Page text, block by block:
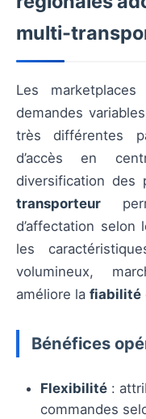
multi-
Les
demandes
très différentes
d’accès en
diversification des
transporteur
d’affectation selon
les
volumineux,
améliore la fiabilité
Bénéfices
Flexibilité :
commandes